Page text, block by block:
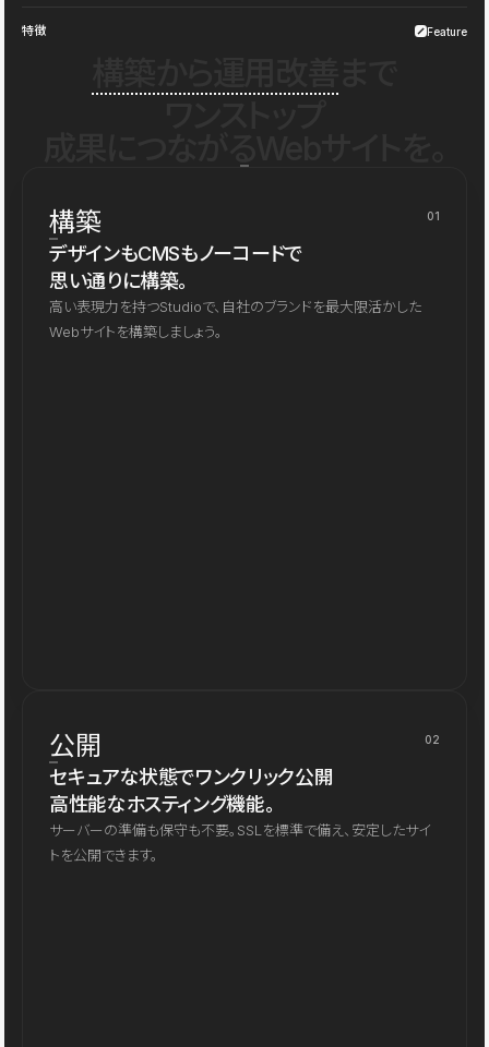
特徴 Feature
構築 01
デザインもCMSもノーコードで
思い通りに構築。
高い表現力を持つStudioで、自社のブランドを最大限活かした
Webサイトを構築しましょう。
公開 02
セキュアな状態でワンクリック公開
高性能なホスティング機能。
サーバーの準備も保守も不要。SSLを標準で備え、安定したサイ
トを公開できます。